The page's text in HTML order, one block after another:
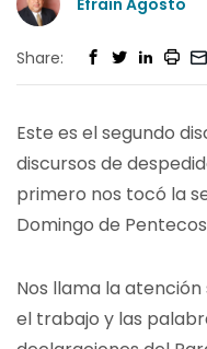
Share:
Este es el segundo
discursos de
primero nos tocó la
Domingo de
Nos llama la
el trabajo y las